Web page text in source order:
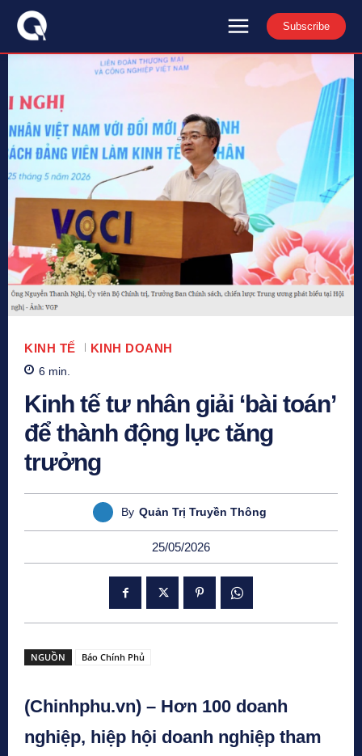
Subscribe
KINH TẾ KINH DOANH
6 min.
Kinh tế tư nhân giải ‘bài toán’
để thành động lực tăng
trưởng
By Quản Trị Truyền Thông
25/05/2026
NGUỒN Báo Chính Phủ
(Chinhphu.vn) – Hơn 100 doanh
nghiệp, hiệp hội doanh nghiệp tham